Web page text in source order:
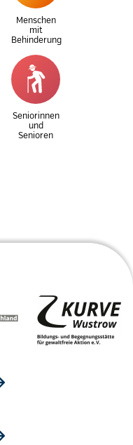
Menschen
mit
Behinderung
Seniorinnen
und
Senioren